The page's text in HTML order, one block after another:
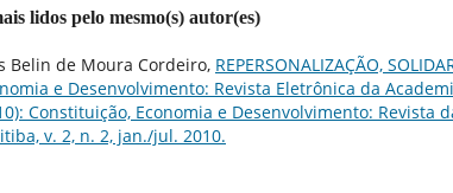
lidos pelo mesmo(s) autor(es)
Belin de Moura Cordeiro, REPERSONALIZAÇÃO,
e Desenvolvimento: Revista Eletrônica da
Constituição, Economia e Desenvolvimento:
v. 2, n. 2, jan./jul. 2010.